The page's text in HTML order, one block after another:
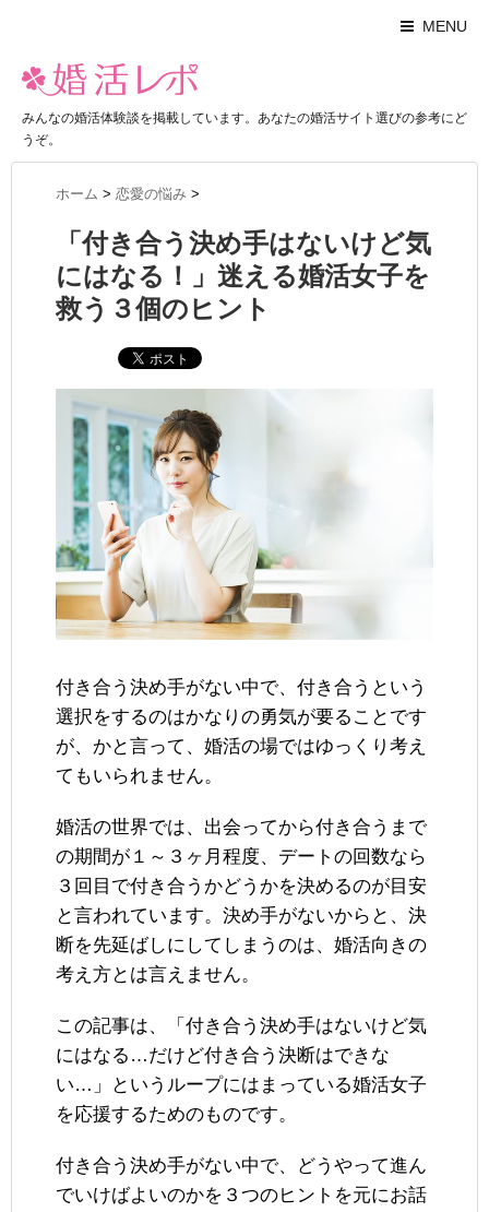
MENU
みんなの婚活体験談を掲載しています。あなたの婚活サイト選びの参考にど
うぞ。
ホーム > 恋愛の悩み >
「付き合う決め手はないけど気
にはなる！」迷える婚活女子を
救う３個のヒント
付き合う決め手がない中で、付き合うという
選択をするのはかなりの勇気が要ることです
が、かと言って、婚活の場ではゆっくり考え
てもいられません。
婚活の世界では、出会ってから付き合うまで
の期間が１～３ヶ月程度、デートの回数なら
３回目で付き合うかどうかを決めるのが目安
と言われています。決め手がないからと、決
断を先延ばしにしてしまうのは、婚活向きの
考え方とは言えません。
この記事は、「付き合う決め手はないけど気
にはなる…だけど付き合う決断はできな
い…」というループにはまっている婚活女子
を応援するためのものです。
付き合う決め手がない中で、どうやって進ん
でいけばよいのかを３つのヒントを元にお話